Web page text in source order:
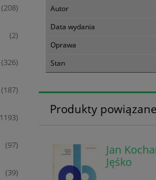
(208)
(2)
(326)
(187)
(97)
(39)
Autor
Data wydania
Oprawa
Stan
Produkty powiązane
Jan
Jęśko